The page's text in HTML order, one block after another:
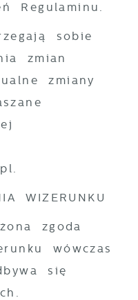
Regulaminu.
sobie
zmian
zmiany
WIZERUNKU
zgoda
wówczas
się